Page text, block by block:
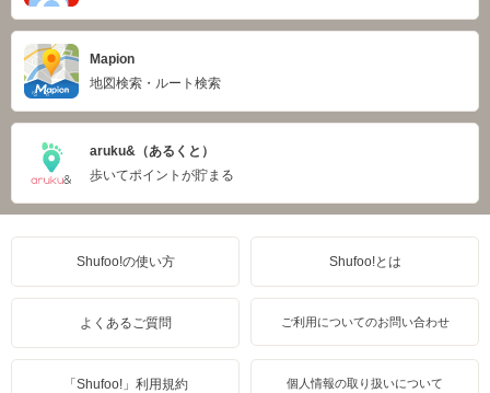
Mapion
地図検索・ルート検索
aruku&（あるくと）
歩いてポイントが貯まる
Shufoo!の使い方 Shufoo!とは
よくあるご質問 ご利用についてのお問い合わせ
「Shufoo!」利用規約 個人情報の取り扱いについて